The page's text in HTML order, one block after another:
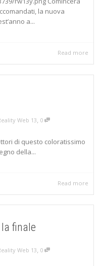
la nuova
a...
Read more
Web 13, 0
di questo coloratissimo
della...
Read more
finale
Web 13, 0